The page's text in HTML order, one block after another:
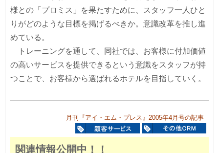
様との「プロミス」を果たすために、スタッフ一人ひと
りがどのような目標を掲げるべきか。意識改革を推し進
めている。
トレーニングを通して、同社では、お客様に付加価値
の高いサービスを提供できるという意識をスタッフが持
つことで、お客様から選ばれるホテルを目指していく。
月刊『アイ・エム・プレス』2005年4月号の記事
関連情報公開中！！